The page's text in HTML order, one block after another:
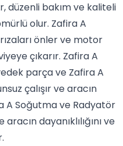
düzenli bakım ve kaliteli
olur. Zafira A
önler ve motor
çıkarır. Zafira A
parça ve Zafira A
çalışır ve aracın
A Soğutma ve Radyatör
dayanıklılığını ve